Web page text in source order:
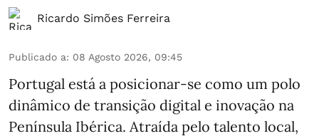
Ricardo Simões Ferreira
Publicado a: 08 Agosto 2026, 09:45
Portugal está a posicionar-se como um polo
dinâmico de transição digital e inovação na
Península Ibérica. Atraída pelo talento local,